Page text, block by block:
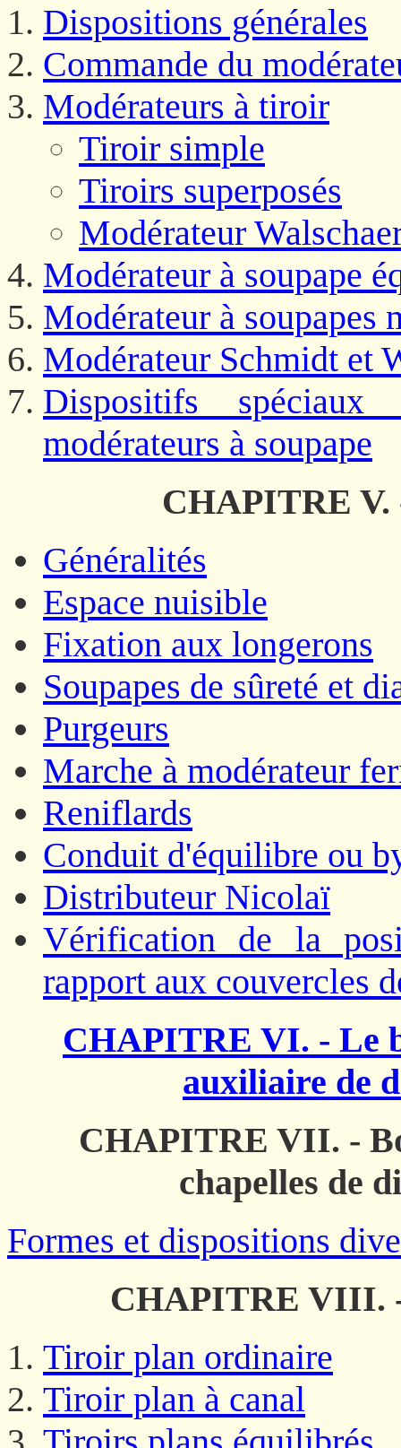
Dispositions générales
Commande du
Modérateurs à tiroir
Tiroir simple
Tiroirs superposés
Modérateur
Modérateur à soupape
Modérateur à soupapes
Modérateur Schmidt et
Dispositifs
modérateurs à soupape
CHAPITRE V.
Généralités
Espace nuisible
Fixation aux longerons
Soupapes de sûreté et
Purgeurs
Marche à modérateur
Reniflards
Conduit d'équilibre ou
Distributeur Nicolaï
Vérification de la
rapport aux couvercles
CHAPITRE VI. - Le
auxiliaire de
CHAPITRE VII. -
chapelles de
Formes et dispositions
CHAPITRE VIII.
Tiroir plan ordinaire
Tiroir plan à canal